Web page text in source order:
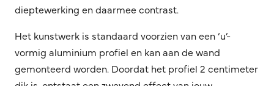
dieptewerking en daarmee contrast.
Het kunstwerk is standaard voorzien van een ‘u’-
vormig aluminium profiel en kan aan de wand
gemonteerd worden. Doordat het profiel 2 centimeter